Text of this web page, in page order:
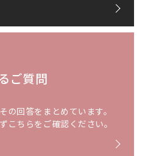
ご質問
の回答をまとめています。
こちらをご確認ください。